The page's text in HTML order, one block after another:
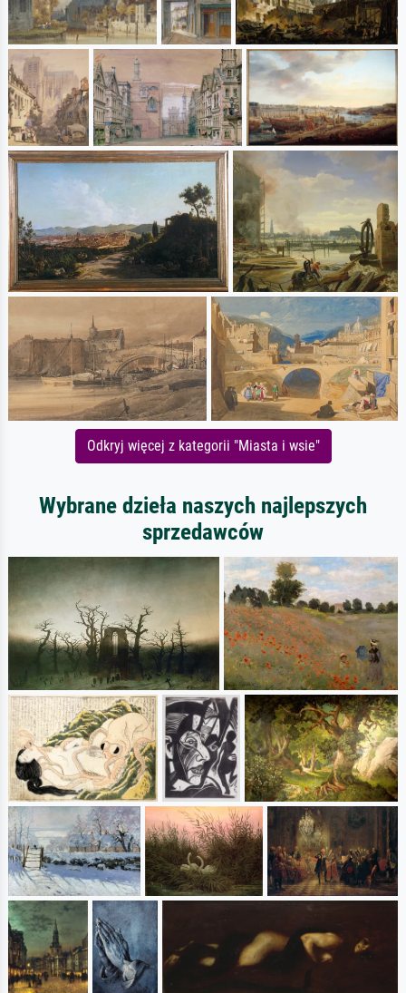
Odkryj więcej z kategorii "Miasta i wsie"
Wybrane dzieła naszych najlepszych
sprzedawców